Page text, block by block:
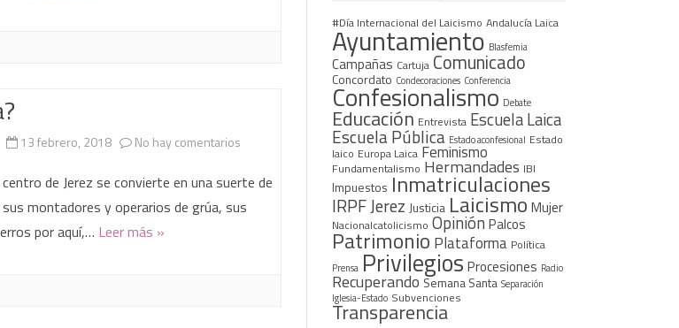
13 febrero, 2018 No hay comentarios
la
de Jerez se convierte en una suerte de
montadores y operarios de grúa, sus
por aquí,… Leer más »
#Día Internacional del Laicismo Andalucía Laica
Ayuntamiento Blasfemia
Campañas Cartuja Comunicado
Concordato Condecoraciones Conferencia
Confesionalismo Debate
Educación Entrevista Escuela Laica
Escuela Pública Estado aconfesional Estado
laico Europa Laica Feminismo
Fundamentalismo Hermandades IBI
Impuestos Inmatriculaciones
IRPFJerez Justicia Laicismo Mujer
Nacionalcatolicismo Opinión Palcos
Patrimonio Plataforma Política
Prensa Privilegios Procesiones Radio
Recuperando Semana Santa Separación
Iglesia-Estado Subvenciones
Transparencia